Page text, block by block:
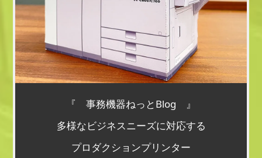
『 事務機器ねっとBlog 』
多様なビジネスニーズに対応する
プロダクションプリンター